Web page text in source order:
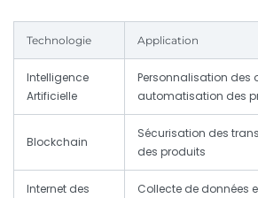
Technologie Application
Intelligence
Artificielle
Personnalisation des
automatisation des
Blockchain
Sécurisation des
des produits
Internet des
Collecte de données